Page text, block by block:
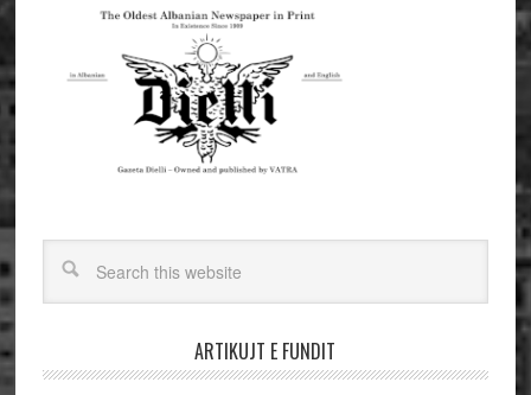
ARTIKUJT E FUNDIT